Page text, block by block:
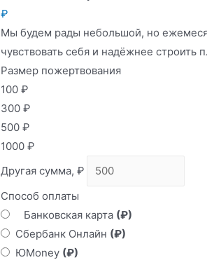
₽
Мы будем рады небольшой, но
чувствовать себя и надёжнее строить
Размер пожертвования
100 ₽
300 ₽
500 ₽
1000 ₽
Другая сумма,₽
Способ оплаты
Банковская карта (₽)
Сбербанк Онлайн (₽)
ЮMoney (₽)